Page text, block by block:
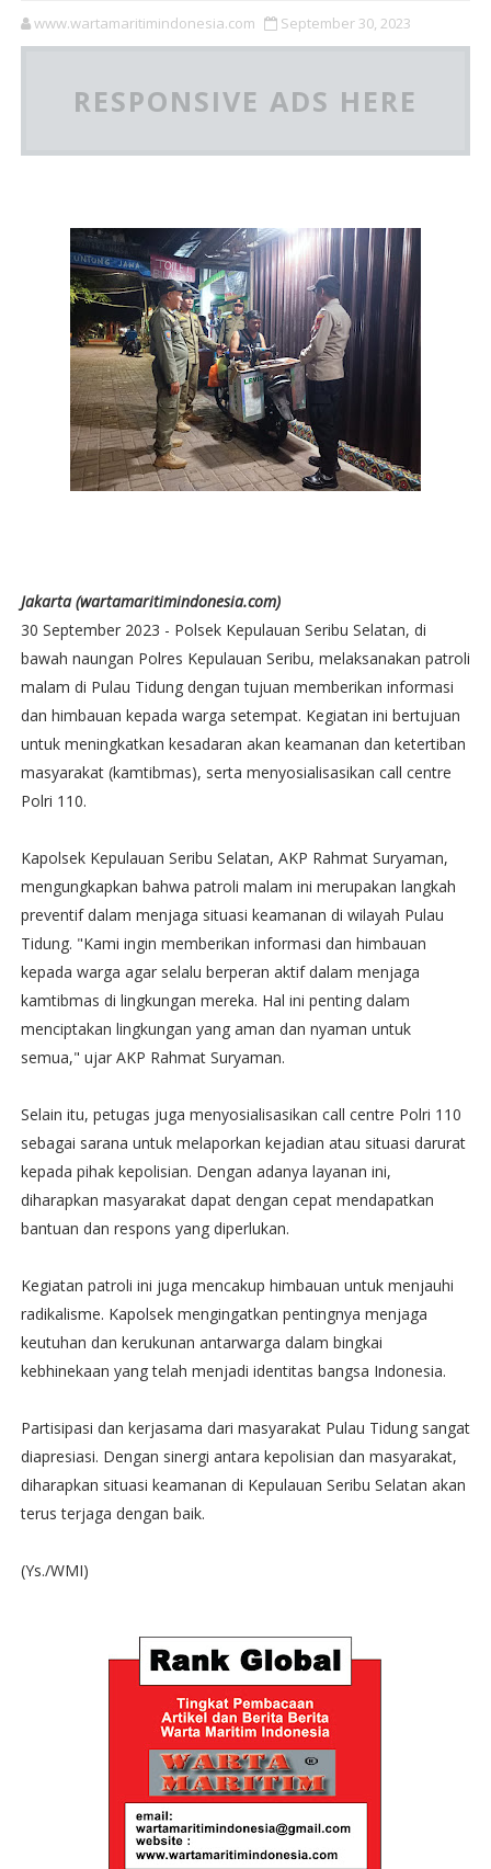
www.wartamaritimindonesia.com September 30, 2023
RESPONSIVE ADS HERE
Jakarta (wartamaritimindonesia.com)
30 September 2023 - Polsek Kepulauan Seribu Selatan, di
bawah naungan Polres Kepulauan Seribu, melaksanakan patroli
malam di Pulau Tidung dengan tujuan memberikan informasi
dan himbauan kepada warga setempat. Kegiatan ini bertujuan
untuk meningkatkan kesadaran akan keamanan dan ketertiban
masyarakat (kamtibmas), serta menyosialisasikan call centre
Polri 110.
Kapolsek Kepulauan Seribu Selatan, AKP Rahmat Suryaman,
mengungkapkan bahwa patroli malam ini merupakan langkah
preventif dalam menjaga situasi keamanan di wilayah Pulau
Tidung. "Kami ingin memberikan informasi dan himbauan
kepada warga agar selalu berperan aktif dalam menjaga
kamtibmas di lingkungan mereka. Hal ini penting dalam
menciptakan lingkungan yang aman dan nyaman untuk
semua," ujar AKP Rahmat Suryaman.
Selain itu, petugas juga menyosialisasikan call centre Polri 110
sebagai sarana untuk melaporkan kejadian atau situasi darurat
kepada pihak kepolisian. Dengan adanya layanan ini,
diharapkan masyarakat dapat dengan cepat mendapatkan
bantuan dan respons yang diperlukan.
Kegiatan patroli ini juga mencakup himbauan untuk menjauhi
radikalisme. Kapolsek mengingatkan pentingnya menjaga
keutuhan dan kerukunan antarwarga dalam bingkai
kebhinekaan yang telah menjadi identitas bangsa Indonesia.
Partisipasi dan kerjasama dari masyarakat Pulau Tidung sangat
diapresiasi. Dengan sinergi antara kepolisian dan masyarakat,
diharapkan situasi keamanan di Kepulauan Seribu Selatan akan
terus terjaga dengan baik.
(Ys./WMI)